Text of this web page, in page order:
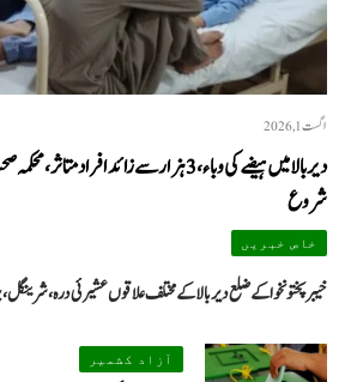
اگست 1, 2026
دیر بالا میں ہیضے کی وباء، 3 ہزار سے زائد افراد
شروع
خاص خبریں
خیبرپختونخوا کے ضلع دیر بالا کے مختلف علاقوں عشیرئی درہ،
آزاد کشمیر